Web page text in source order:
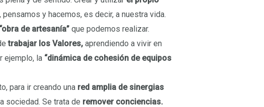
y hacemos, es decir, a nuestra vida.
“obra de artesanía”que podemos realizar.
trabajar los Valores, aprendiendo a vivir en
ejemplo, la “dinámica de cohesión de equipos
para ir creando unared amplia de sinergias
sociedad. Se trata de remover conciencias.